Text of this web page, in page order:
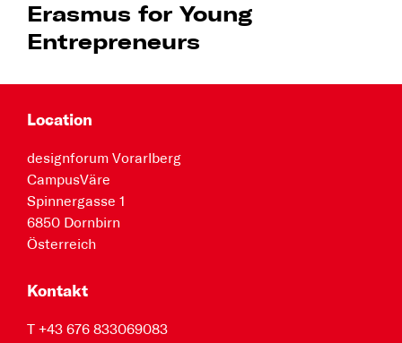
Erasmus for Young
Entrepreneurs
Location
designforum Vorarlberg
CampusVäre
Spinnergasse 1
6850 Dornbirn
Österreich
Kontakt
T +43 676 833069083